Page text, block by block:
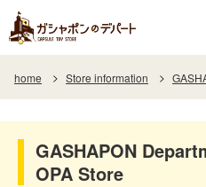
home Store information
GASHAPON
OPA Store